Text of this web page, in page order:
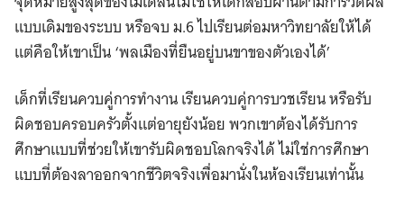
แบบเดิมของระบบ หรือจบ ม.6 ไปเรียนต่อมหาวิทยาลัยให้ได้
แต่คือให้เขาเป็น ‘พลเมืองที่ยืนอยู่บนขาของตัวเองได้’
เด็กที่เรียนควบคู่การทำงาน เรียนควบคู่การบวชเรียน หรือรับ
ผิดชอบครอบครัวตั้งแต่อายุยังน้อย พวกเขาต้องได้รับการ
ศึกษาแบบที่ช่วยให้เขารับผิดชอบโลกจริงได้ ไม่ใช่การศึกษา
แบบที่ต้องลาออกจากชีวิตจริงเพื่อมานั่งในห้องเรียนเท่านั้น